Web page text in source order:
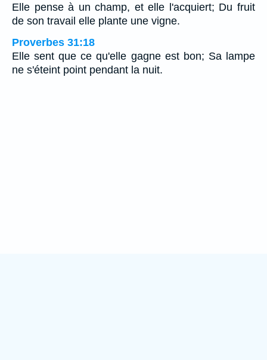
Elle pense à un champ, et elle l'acquiert; Du fruit
de son travail elle plante une vigne.
Proverbes 31:18
Elle sent que ce qu'elle gagne est bon; Sa lampe
ne s'éteint point pendant la nuit.